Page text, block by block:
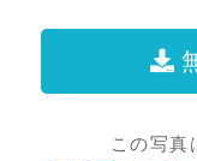
この写真